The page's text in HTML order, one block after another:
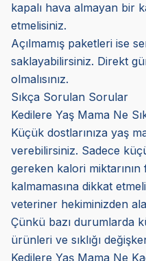
kapalı hava almayan bir
etmelisiniz.
Açılmamış paketleri ise
saklayabilirsiniz. Direkt
olmalısınız.
Sıkça Sorulan Sorular
Kedilere Yaş Mama Ne
Küçük dostlarınıza yaş
verebilirsiniz. Sadece
gereken kalori
kalmamasına dikkat
veteriner hekiminizden
Çünkü bazı durumlarda
ürünleri ve sıklığı
Kedilere Yaş Mama Ne